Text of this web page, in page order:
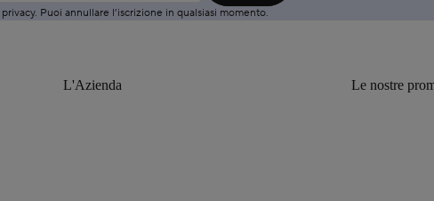
privacy. Puoi annullare l’iscrizione in qualsiasi momento.
L'Azienda Le nostre